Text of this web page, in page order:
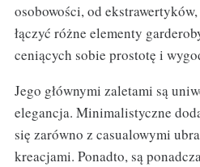
osobowości, od
łączyć różne elementy
ceniących sobie prostotę i
Jego głównymi zaletami są
elegancja. Minimalistyczne
się zarówno z casualowymi
kreacjami. Ponadto, są